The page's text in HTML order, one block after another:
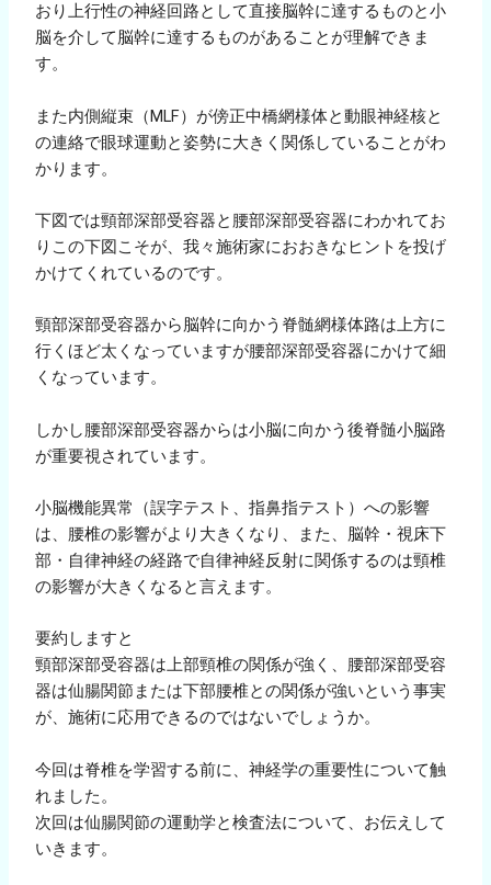
おり上行性の神経回路として直接脳幹に達するものと小
脳を介して脳幹に達するものがあることが理解できま
す。
また内側縦束（MLF）が傍正中橋網様体と動眼神経核と
の連絡で眼球運動と姿勢に大きく関係していることがわ
かります。
下図では頸部深部受容器と腰部深部受容器にわかれてお
りこの下図こそが、我々施術家におおきなヒントを投げ
かけてくれているのです。
頸部深部受容器から脳幹に向かう脊髄網様体路は上方に
行くほど太くなっていますが腰部深部受容器にかけて細
くなっています。
しかし腰部深部受容器からは小脳に向かう後脊髄小脳路
が重要視されています。
小脳機能異常（誤字テスト、指鼻指テスト）への影響
は、腰椎の影響がより大きくなり、また、脳幹・視床下
部・自律神経の経路で自律神経反射に関係するのは頸椎
の影響が大きくなると言えます。
要約しますと
頸部深部受容器は上部頸椎の関係が強く、腰部深部受容
器は仙腸関節または下部腰椎との関係が強いという事実
が、施術に応用できるのではないでしょうか。
今回は脊椎を学習する前に、神経学の重要性について触
れました。
次回は仙腸関節の運動学と検査法について、お伝えして
いきます。